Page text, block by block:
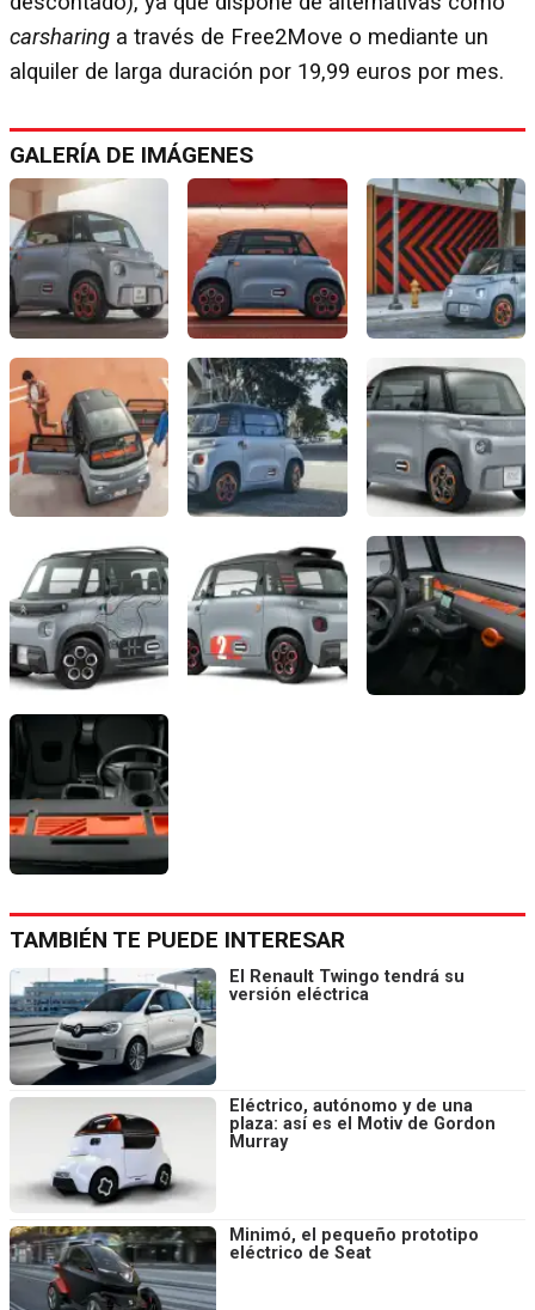
carsharing a través de Free2Move o mediante un
alquiler de larga duración por 19,99 euros por mes.
GALERÍA DE IMÁGENES
TAMBIÉN TE PUEDE INTERESAR
El Renault Twingo tendrá su
versión eléctrica
Eléctrico, autónomo y de una
plaza: así es el Motiv de Gordon
Murray
Minimó, el pequeño prototipo
eléctrico de Seat